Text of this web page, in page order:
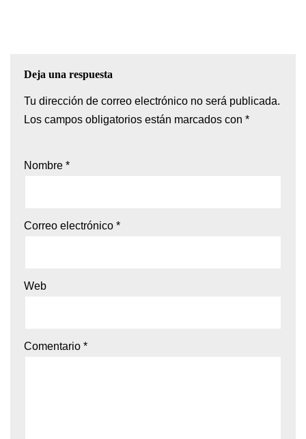
Deja una respuesta
Tu dirección de correo electrónico no será publicada.
Los campos obligatorios están marcados con *
Nombre *
Correo electrónico *
Web
Comentario *